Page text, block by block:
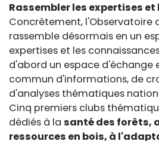
Rassembler les expertises
Concrètement, l'Observatoire
rassemble désormais en un
expertises et les
d'abord un espace d'échange
commun d'informations, de
d'analyses thématiques
Cinq premiers clubs
dédiés à la santé des forêts,
ressources en bois, à